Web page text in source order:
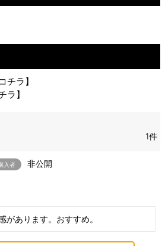
コチラ 】
ラ 】
1
入者
非公開
があります。おすすめ。